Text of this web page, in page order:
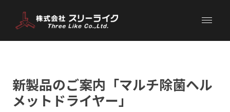
新製品のご案内「マルチ除菌ヘル
メットドライヤー」